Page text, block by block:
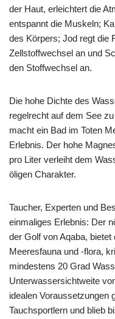
der Haut, erleichtert die
entspannt die Muskeln;
des Körpers; Jod regt die
Zellstoffwechsel an und
den Stoffwechsel an.
Die hohe Dichte des
regelrecht auf dem See
macht ein Bad im Toten
Erlebnis. Der hohe
pro Liter verleiht dem
öligen Charakter.
Taucher, Experten und
einmaliges Erlebnis: Der
der Golf von Aqaba,
Meeresfauna und -flora,
mindestens 20 Grad
Unterwassersichtweite
idealen Voraussetzungen
Tauchsportlern und blieb